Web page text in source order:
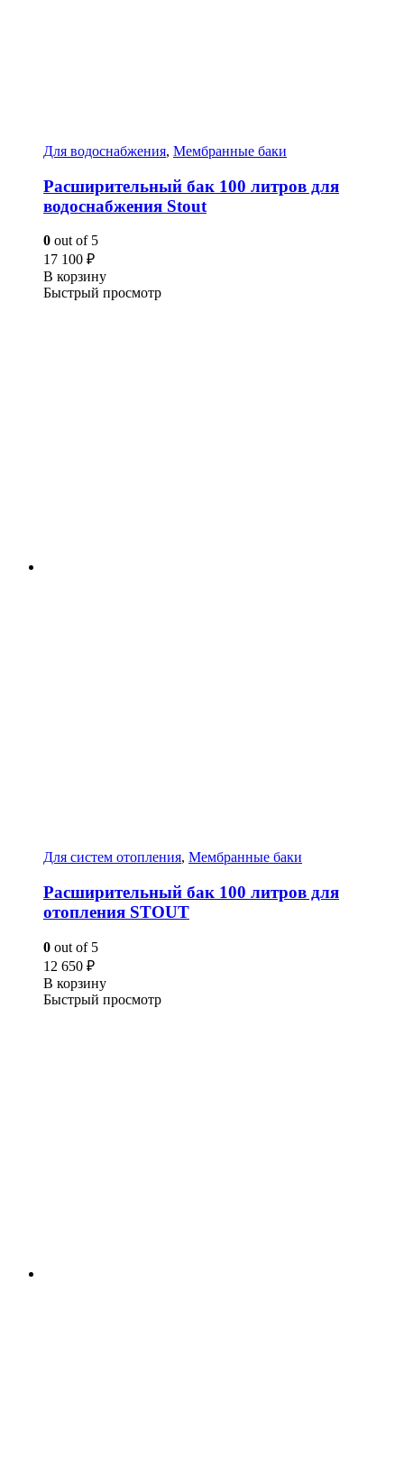
Для водоснабжения, Мембранные баки
Расширительный бак 100 литров для
водоснабжения Stout
0 out of 5
17 100 ₽
В корзину
Быстрый просмотр
Для систем отопления, Мембранные баки
Расширительный бак 100 литров для
отопления STOUT
0 out of 5
12 650 ₽
В корзину
Быстрый просмотр